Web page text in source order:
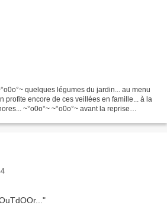
quelques légumes du jardin... au menu
profite encore de ces veillées en famille... à la
~°o0o°~ ~°o0o°~ avant la reprise